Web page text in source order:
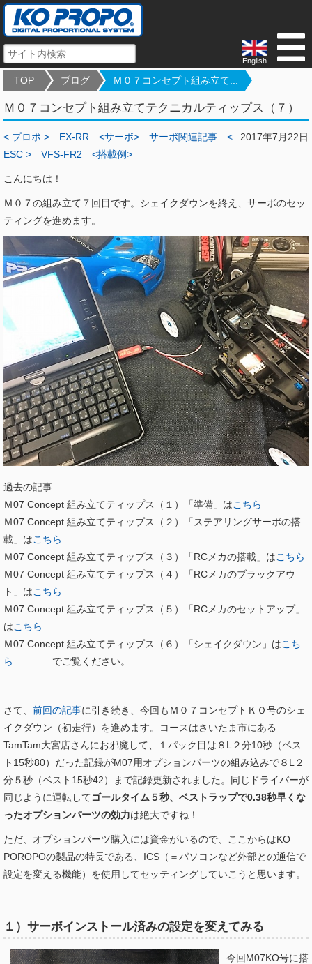
English
TOP ブログ Ｍ０７コンセプト組み立て...
Ｍ０７コンセプト組み立てテクニカルティップス（７）
2017年7月22日
< プロポ > EX-RR <サーボ> サーボ関連記事
<
ESC >
VFS-FR2 <搭載例>
こんにちは！
Ｍ０７の組み立て７回目です。シェイクダウンを終え、サーボのセッ
ティングを進めます。
過去の記事
Ｍ07 Concept 組み立てティップス（１）「準備」はこちら
Ｍ07 Concept 組み立てティップス（２）「ステアリングサーボの搭
載」はこちら
Ｍ07 Concept 組み立てティップス（３）「RCメカの搭載」はこちら
Ｍ07 Concept 組み立てティップス（４）「RCメカのブラックアウ
ト」はこちら
Ｍ07 Concept 組み立てティップス（５）「RCメカのセットアップ」
はこちら
Ｍ07 Concept 組み立てティップス（６）「シェイクダウン」はこち
ら
でご覧ください。
さて、 前回の記事に引き続き、今回もＭ０７コンセプトＫＯ号のシェ
イクダウン（初走行）を進めます。コースはさいたま市にある
TamTam大宮店さんにお邪魔して、１パック目は８L２分10秒（ベス
ト15秒80）だった記録がM07用オプションパーツの組み込みで８L２
分５秒（ベスト15秒42）まで記録更新されました。同じドライバーが
同じように運転してゴールタイム５秒、ベストラップで0.38秒早くな
ったオプションパーツの効力は絶大ですね！
ただ、オプションパーツ購入には資金がいるので、ここからはKO
POROPOの製品の特長である、ICS（＝パソコンなど外部との通信で
設定を変える機能）を使用してセッティングしていこうと思います。
１）サーボインストール済みの設定を変えてみる
今回M07KO号に搭